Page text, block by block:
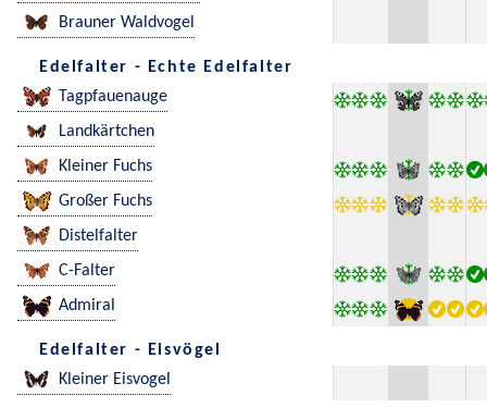
Brauner Waldvogel
Edelfalter - Echte Edelfalter
Tagpfauenauge
Landkärtchen
Kleiner Fuchs
Großer Fuchs
Distelfalter
C-Falter
Admiral
Edelfalter - Eisvögel
Kleiner Eisvogel